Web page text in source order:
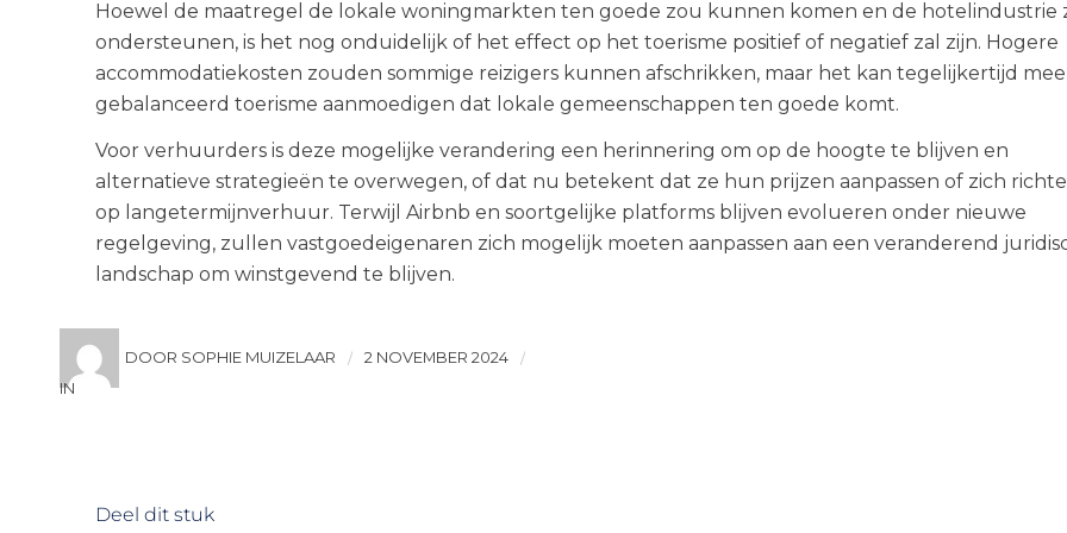
Hoewel de maatregel de lokale woningmarkten ten goede zou kunnen komen en de hotelindustrie
ondersteunen, is het nog onduidelijk of het effect op het toerisme positief of negatief zal zijn. Hogere
accommodatiekosten zouden sommige reizigers kunnen afschrikken, maar het kan tegelijkertijd
gebalanceerd toerisme aanmoedigen dat lokale gemeenschappen ten goede komt.
Voor verhuurders is deze mogelijke verandering een herinnering om op de hoogte te blijven en
alternatieve strategieën te overwegen, of dat nu betekent dat ze hun prijzen aanpassen of zich
op langetermijnverhuur. Terwijl Airbnb en soortgelijke platforms blijven evolueren onder nieuwe
regelgeving, zullen vastgoedeigenaren zich mogelijk moeten aanpassen aan een veranderend
landschap om winstgevend te blijven.
DOOR SOPHIE MUIZELAAR / 2 NOVEMBER 2024
/
IN
Deel dit stuk